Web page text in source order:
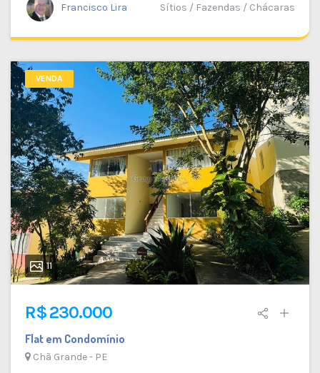
Francisco Lira Sítios / Fazendas / Chácaras
VENDA
11
R$ 230.000
Flat em Condomínio
Chã Grande - PE